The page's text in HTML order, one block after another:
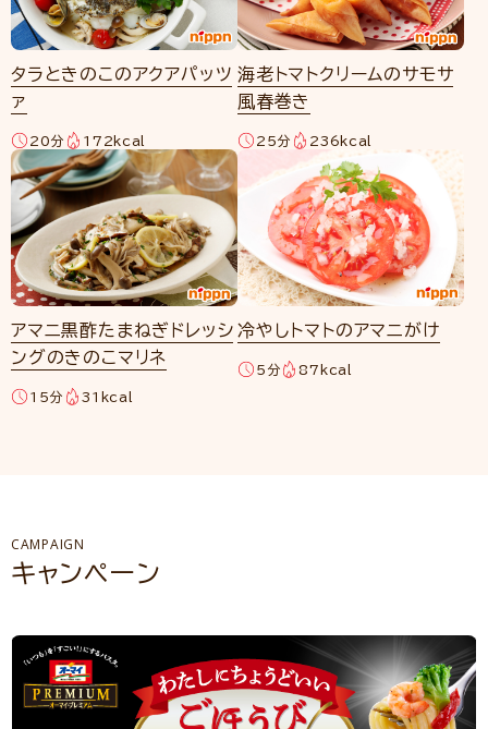
タラときのこのアクアパッツ
ァ
20分 172kcal
海老トマトクリームのサモサ
風春巻き
25分 236kcal
アマニ黒酢たまねぎドレッシ
ングのきのこマリネ
15分 31kcal
冷やしトマトのアマニがけ
5分 87kcal
CAMPAIGN
キャンペーン